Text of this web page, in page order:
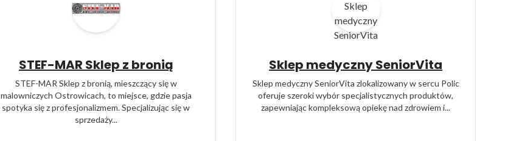
STEF-MAR Sklep z bronią
STEF-MAR Sklep z bronią, mieszczący się w
malowniczych Ostrowicach, to miejsce, gdzie pasja
spotyka się z profesjonalizmem. Specjalizując się w
sprzedaży...
Sklep medyczny SeniorVita
Sklep medyczny SeniorVita zlokalizowany w sercu Polic
oferuje szeroki wybór specjalistycznych produktów,
zapewniając kompleksową opiekę nad zdrowiem i...